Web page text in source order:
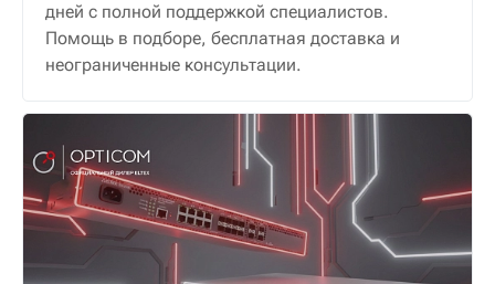
дней с полной поддержкой специалистов.
Помощь в подборе, бесплатная доставка и
неограниченные консультации.